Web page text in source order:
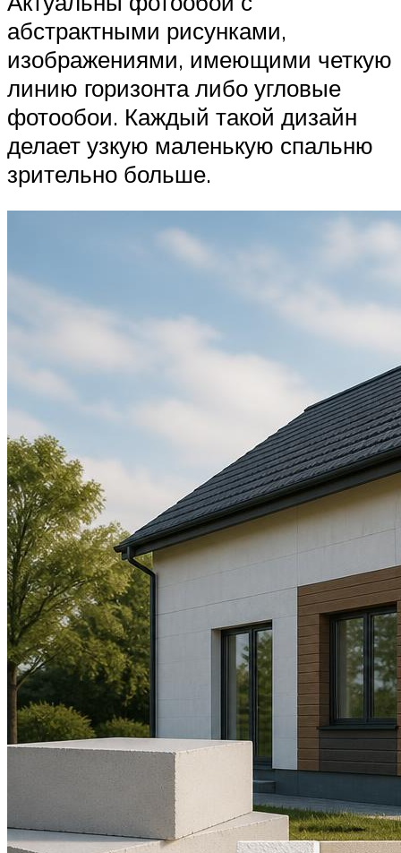
абстрактными рисунками,
изображениями, имеющими четкую
линию горизонта либо угловые
фотообои. Каждый такой дизайн
делает узкую маленькую спальню
зрительно больше.